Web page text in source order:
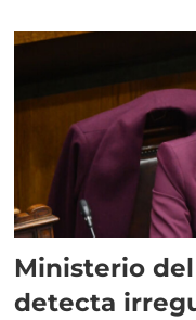
Ministerio
detecta